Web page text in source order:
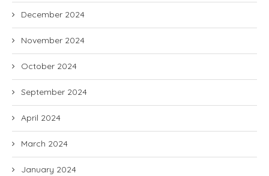
December 2024
November 2024
October 2024
September 2024
April 2024
March 2024
January 2024